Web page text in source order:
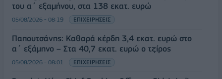
του α΄ εξαμήνου, στα 138 εκατ. ευρώ
05/08/2026 - 08:19 ΕΠΙΧΕΙΡΗΣΕΙΣ
Παπουτσάνης: Καθαρά κέρδη 3,4 εκατ. ευρώ στο
α΄ εξάμηνο – Στα 40,7 εκατ. ευρώ ο τζίρος
05/08/2026 - 08:01 ΕΠΙΧΕΙΡΗΣΕΙΣ